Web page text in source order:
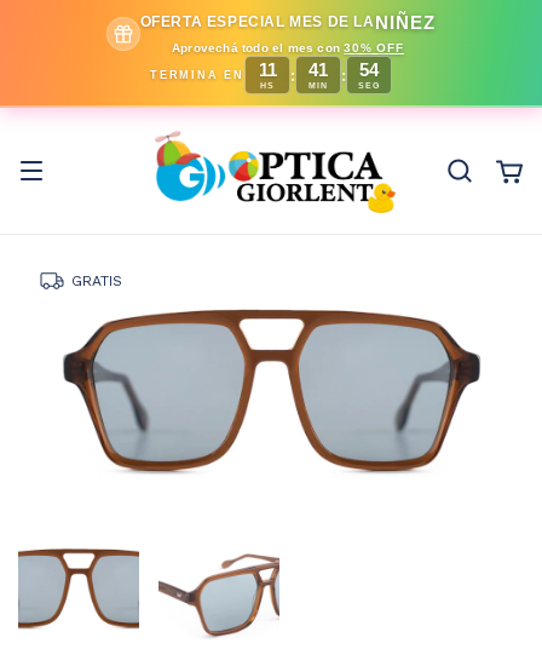
OFERTA ESPECIAL MES DE LANIÑEZ
Aprovechá todo el mes con30% OFF
TERMINA EN 11
HS
: 41
MIN
: 53
SEG
GRATIS